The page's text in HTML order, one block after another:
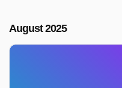
August 2025